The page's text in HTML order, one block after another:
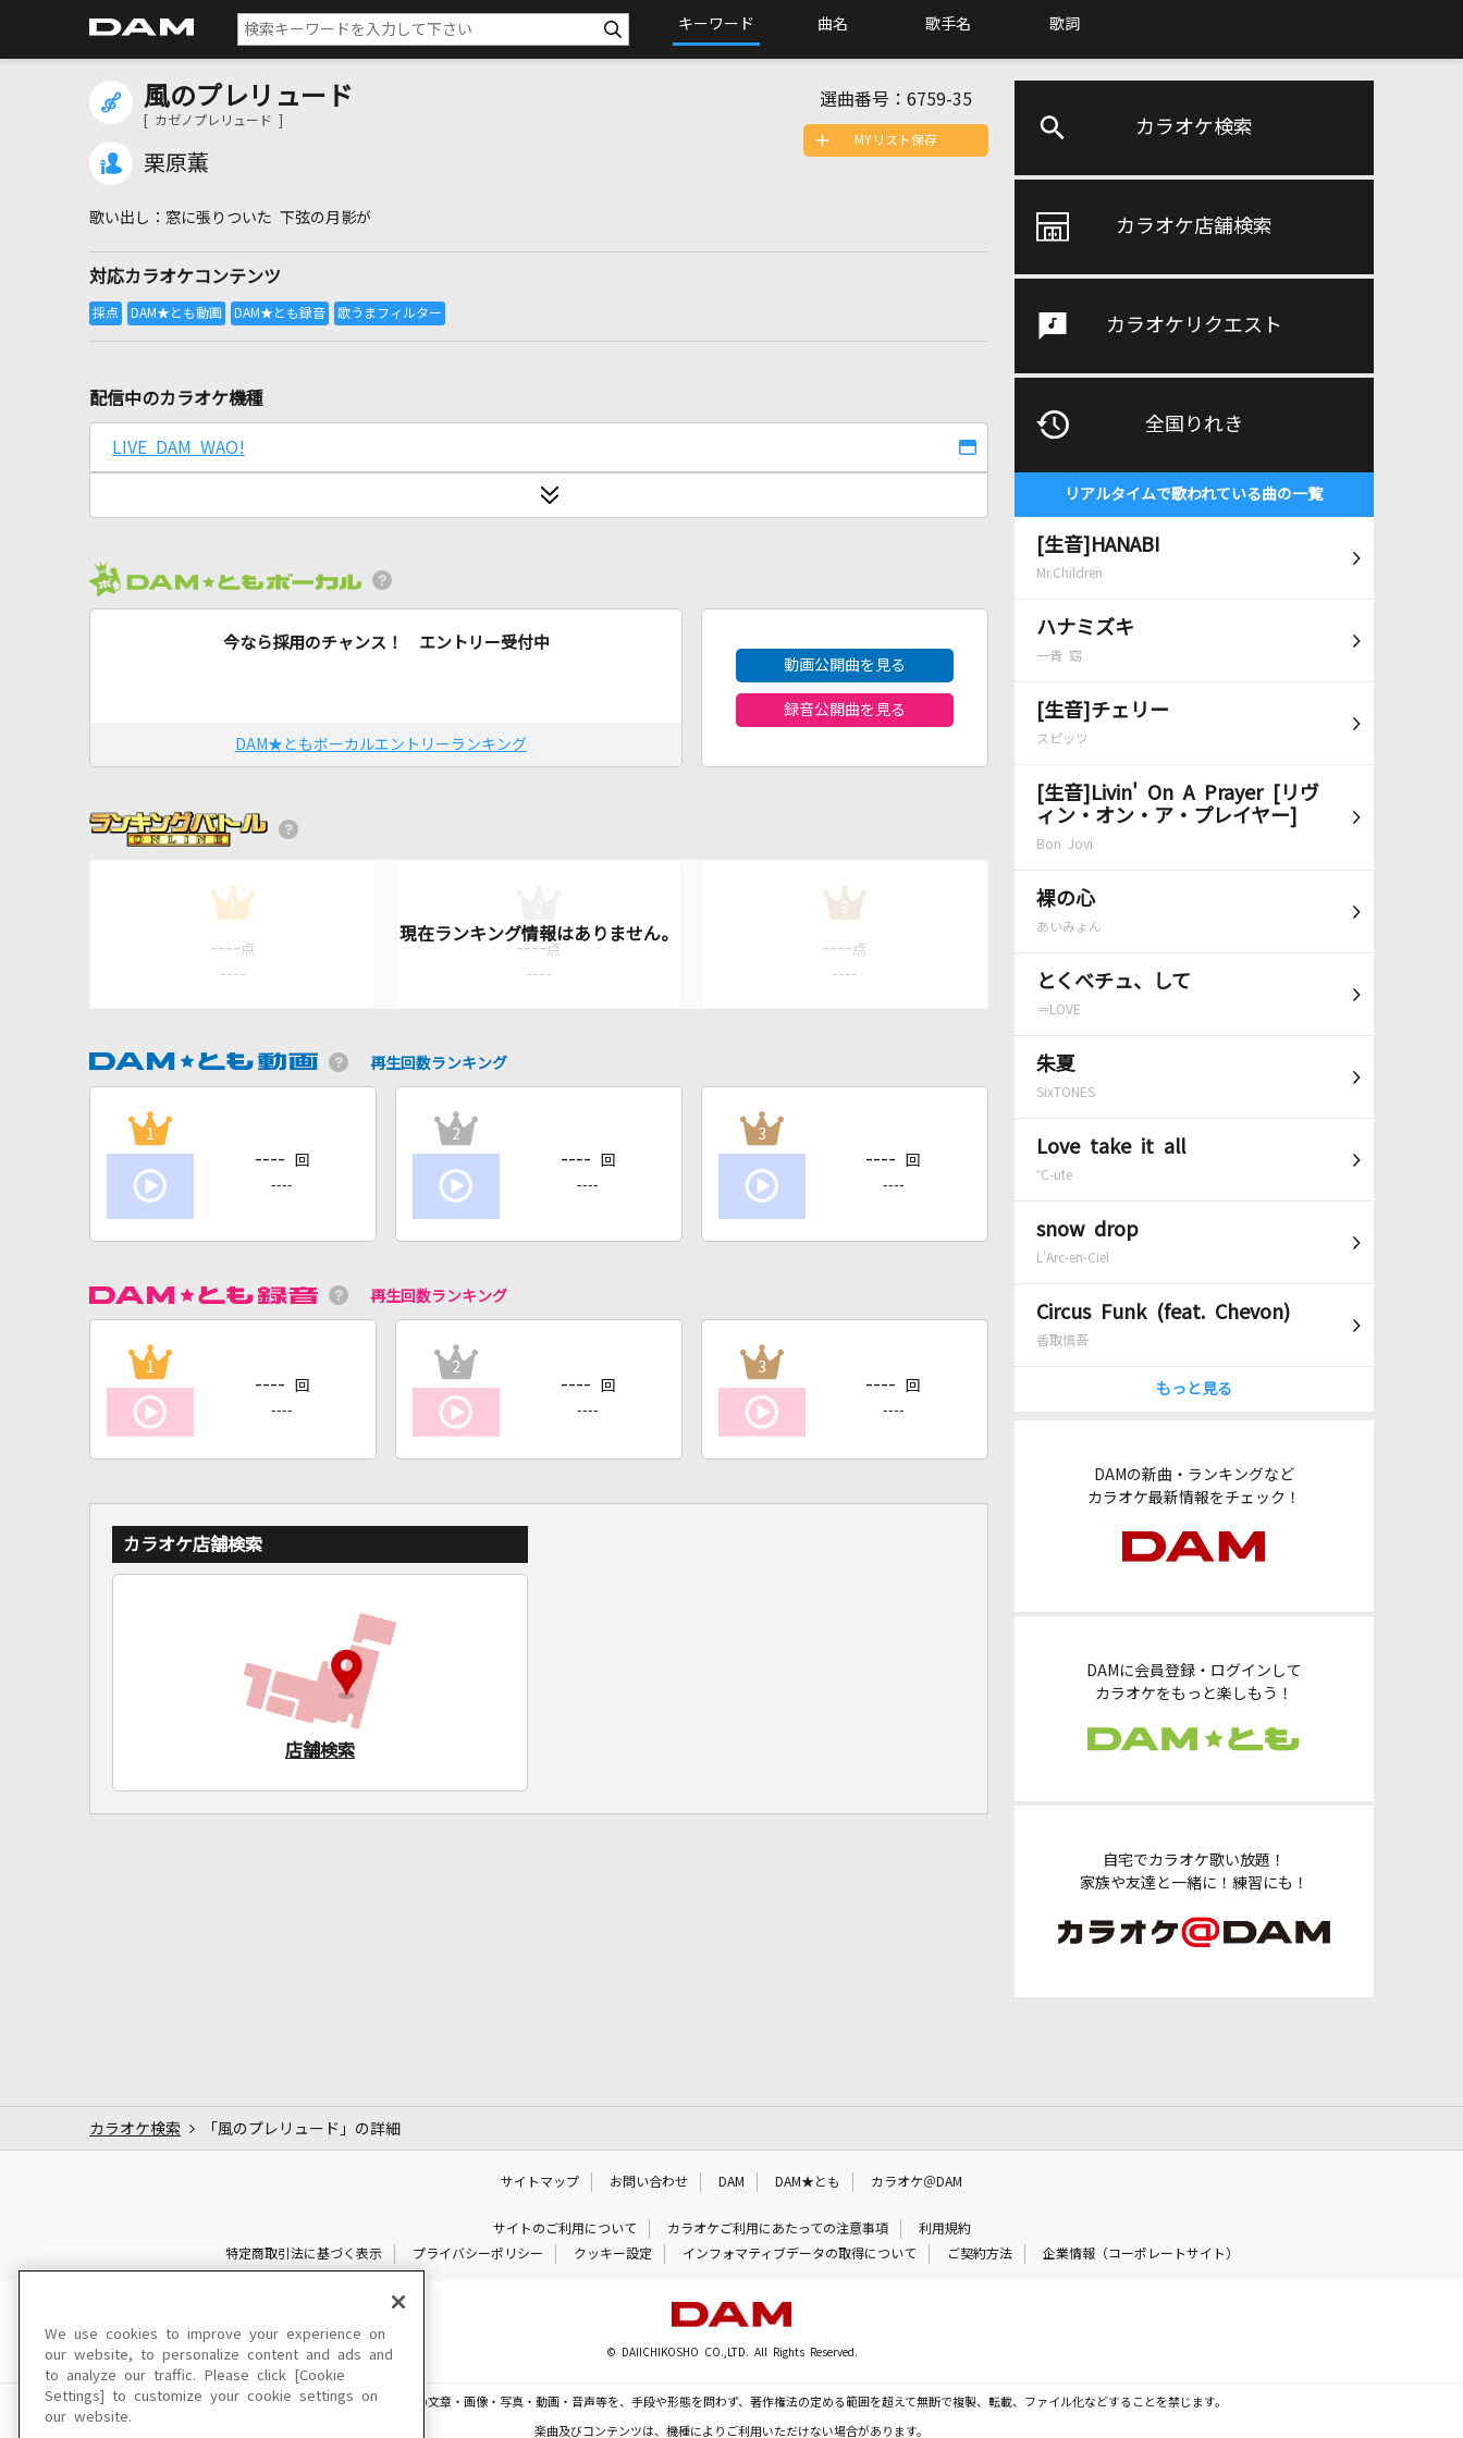
キーワード 曲名 歌手名 歌詞
カラオケ検索
カラオケ店舗検索
カラオケリクエスト
全国りれき
リアルタイムで歌われている曲の一覧
[生音]HANABI
Mr.Children
ハナミズキ
一青 窈
[生音]チェリー
スピッツ
[生音]Livin' On A Prayer [リヴ
ィン・オン・ア・プレイヤー]
Bon Jovi
裸の心
あいみょん
とくべチュ、して
＝LOVE
朱夏
SixTONES
Love take it all
℃-ute
snow drop
L'Arc-en-Ciel
Circus Funk (feat. Chevon)
香取慎吾
もっと見る
DAMの新曲・ランキングなど
カラオケ最新情報をチェック！
DAMに会員登録・ログインして
カラオケをもっと楽しもう！
自宅でカラオケ歌い放題！
家族や友達と一緒に！練習にも！
風のプレリュード
[ カゼノプレリュード ]
栗原薫
選曲番号： 6759-35
窓に張りついた 下弦の月影が
対応カラオケコンテンツ
MYリスト保存
配信中のカラオケ機種
LIVE DAM WAO!
今なら採用のチャンス！ エントリー受付中
DAM★ともボーカルエントリーランキング
動画公開曲を見る
録音公開曲を見る
1
---- 点
----
---- 点
----
3
---- 点
----
再生回数ランキング
1
---- 回
----
2
---- 回
----
3
---- 回
----
再生回数ランキング
1
---- 回
----
2
---- 回
----
3
---- 回
----
カラオケ店舗検索
店舗検索
カラオケ検索 「風のプレリュード」の詳細
サイトマップ お問い合わせ DAM DAM★とも カラオケ＠DAM
サイトのご利用について カラオケご利用にあたっての注意事項
利用規約
特定商取引法に基づく表示
プライバシーポリシー クッキー設定 インフォマティブデータの取得について ご契約方法 企業情報（コーポレートサイト）
© DAIICHIKOSHO CO.,LTD. All Rights Reserved.
このサイトに掲載されている一切の文章・画像・写真・動画・音声等を、手段や形態を問わず、著作権法の定める範囲を超えて無断で複製、転載、ファイル化などすることを禁じます。
楽曲及びコンテンツは、機種によりご利用いただけない場合があります。
We use cookies to improve your experience on
our website, to personalize content and ads and
to analyze our traffic. Please click [Cookie
Settings] to customize your cookie settings on
our website.